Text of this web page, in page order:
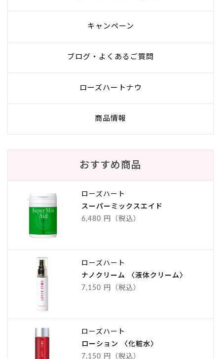
キャンペーン
ブログ・よくあるご質問
ローズハートナウ
商品情報
おすすめ商品
ローズハート
スーパーミックスエイド
6,480 円（税込）
ローズハート
ナノクリーム 〈液体クリーム〉
7,150 円（税込）
ローズハート
ローション 〈化粧水〉
7,150 円（税込）